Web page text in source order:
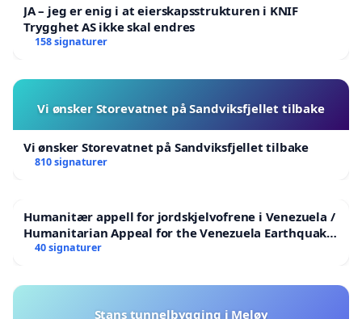
JA – jeg er enig i at eierskapsstrukturen i KNIF
Trygghet AS ikke skal endres
158 signaturer
Vi ønsker Storevatnet på Sandviksfjellet tilbake
Vi ønsker Storevatnet på Sandviksfjellet tilbake
810 signaturer
Humanitær appell for jordskjelvofrene i Venezuela /
Humanitarian Appeal for the Venezuela Earthquake
Victims
40 signaturer
Stans tunnelbygging i Meløy